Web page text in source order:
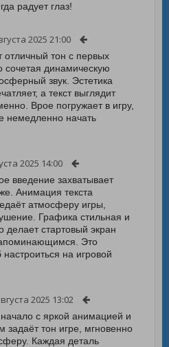
радует глаз!
2025 21:00
отличный тон с первых
сочетая динамическую
звук. Эстетика
а текст выглядит
Врое погружает в игру,
немедленно начать
2025 14:00
введение захватывает
Анимация текста
атмосферу игры,
Графика стильная и
делает стартовый экран
Это
на игровой
2025 13:02
с яркой анимацией и
задаёт тон игре, мгновенно
Каждая деталь